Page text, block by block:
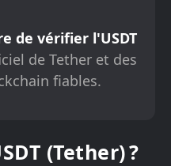
de vérifier l'USDT
de Tether et des
fiables.
(Tether) ?